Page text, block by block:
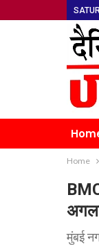
Home
मुंबई